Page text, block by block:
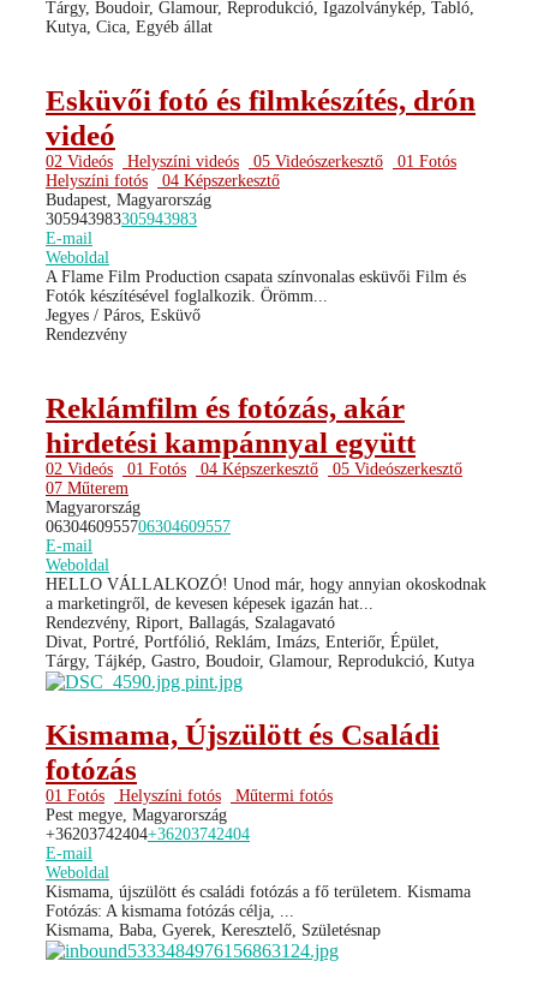
Tárgy, Boudoir, Glamour, Reprodukció, Igazolványkép, Tabló,
Kutya, Cica, Egyéb állat
Esküvői fotó és filmkészítés, drón
videó
02 Videós Helyszíni videós 05 Videószerkesztő
01 Fotós
Helyszíni fotós
04 Képszerkesztő
Budapest, Magyarország
305943983305943983
E-mail
Weboldal
A Flame Film Production csapata színvonalas esküvői Film és
Fotók készítésével foglalkozik. Örömm...
Jegyes / Páros, Esküvő
Rendezvény
Reklámfilm és fotózás, akár
hirdetési kampánnyal együtt
02 Videós 01 Fotós 04 Képszerkesztő
05 Videószerkesztő
07 Műterem
Magyarország
0630460955706304609557
E-mail
Weboldal
HELLO VÁLLALKOZÓ! Unod már, hogy annyian okoskodnak
a marketingről, de kevesen képesek igazán hat...
Rendezvény, Riport, Ballagás, Szalagavató
Divat, Portré, Portfólió, Reklám, Imázs, Enteriőr, Épület,
Tárgy, Tájkép, Gastro, Boudoir, Glamour, Reprodukció, Kutya
Kismama, Újszülött és Családi
fotózás
01 Fotós Helyszíni fotós
Műtermi fotós
Pest megye, Magyarország
+36203742404+36203742404
E-mail
Weboldal
Kismama, újszülött és családi fotózás a fő területem. Kismama
Fotózás: A kismama fotózás célja, ...
Kismama, Baba, Gyerek, Keresztelő, Születésnap